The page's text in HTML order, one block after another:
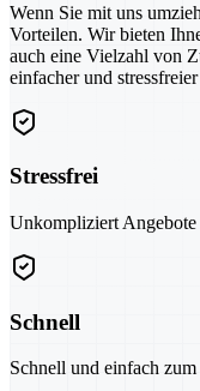
Wenn Sie mit uns
Vorteilen. Wir bieten
auch eine Vielzahl von
einfacher und
Stressfrei
Unkompliziert
Schnell
Schnell und einfach